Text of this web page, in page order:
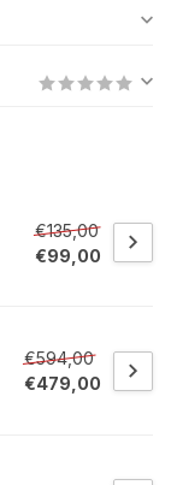
€135,00
€99,00
€594,00
€479,00